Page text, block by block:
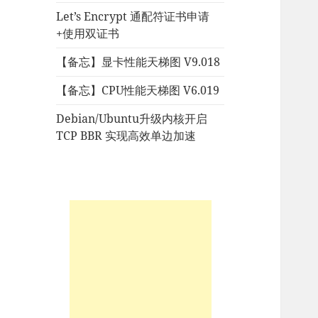
Let’s Encrypt 通配符证书申请
+使用双证书
【备忘】显卡性能天梯图 V9.018
【备忘】CPU性能天梯图 V6.019
Debian/Ubuntu升级内核开启
TCP BBR 实现高效单边加速